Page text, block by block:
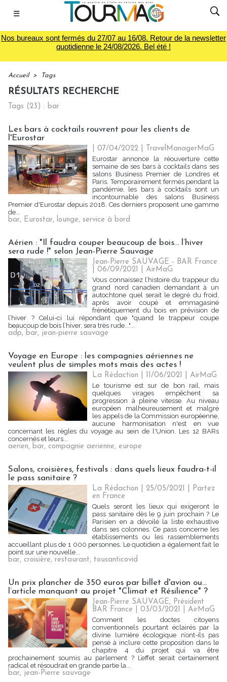
☰
Nos bureaux sont fermés du 27/07 au 16/08. Retour de la newsletter
quotidienne le 24/08/2026. Bel été !
Accueil > Tags
RÉSULTATS RECHERCHE
Tags (23) : bar
Les bars à cocktails rouvrent pour les clients de
l'Eurostar
| 07/04/2022
TravelManagerMaG
Eurostar annonce la réouverture cette
semaine de ses bars à cocktails dans ses
salons Business Premier de Londres et
Paris. Temporairement fermés pendant la
pandémie, les bars à cocktails sont un
incontournable des salons Business
Premier d'Eurostar depuis 2018. Ces derniers proposent une gamme
de...
bar, Eurostar, lounge, service à bord
Aérien : "Il faudra couper beaucoup de bois… l’hiver
sera rude !" selon Jean-Pierre Sauvage
Jean-Pierre SAUVAGE - BAR France
| 06/09/2021
|AirMaG
Vous connaissez l’histoire du trappeur du
grand nord canadien demandant à un
autochtone quel serait le degré du froid,
après avoir coupé et emmagasiné
frénétiquement du bois en prévision de
l’hiver ? Celui-ci lui répondant que "quand le trappeur coupe
beaucoup de bois l’hiver, sera très rude..."...
adp, bar, jean-pierre sauvage
Voyage en Europe : les compagnies aériennes ne
veulent plus de simples mots mais des actes !
La Rédaction | 11/06/2021 |AirMaG
Le tourisme est sur de bon rail, mais
quelques virages empêchent sa
progression à pleine vitesse. Au niveau
européen malheureusement et malgré
les appels de la Commission européenne,
aucune harmonisation n'est en vue
concernant les règles du voyage au sein de l'Union. Les 12 BARs
concernés et leurs...
aerien, bar, compagnie aerienne, europe
Salons, croisières, festivals : dans quels lieux faudra-t-il
le pass sanitaire ?
La Rédaction | 25/05/2021
Partez
en France
Quels seront les lieux qui exigeront le
pass sanitaire dès le 9 juin prochain ? Le
Parisien en a dévoilé la liste exhaustive
dans ses colonnes. Ce pass concerne les
établissements ou les rassemblements
accueillant plus de 1 000 personnes. Le quotidien a également fait le
point sur une nouvelle...
bar, croisière, restaurant, tousanticovid
Un prix plancher de 350 euros par billet d'avion ou...
l’article manquant au projet "Climat et Résilience" ?
Jean-Pierre SAUVAGE, Président
BAR France | 03/03/2021
|AirMaG
Comment les doctes citoyens
conventionnels pourtant éclairés par la
divine lumière écologique n’ont-ils pas
pensé à inclure cette proposition dans le
chapitre 4 du projet qui va être
prochainement soumis au parlement ? L’effet serait certainement
radical et résoudrait en grande partie la...
bar, jean-Pierre sauvage